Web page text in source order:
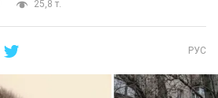
25,8 т.
РУС